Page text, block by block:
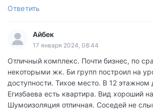
Ответить
Айбек
17 января 2024, 08:44
Отличный комплекс. Почти бизнес, по
некоторыми жк. Би групп построил на
доступности. Тихое место. В 12 этажном
Егизбаева есть квартира. Вид хороший
Шумоизоляция отличная. Соседей не